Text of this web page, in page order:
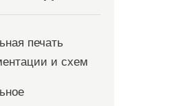
печать
и схем